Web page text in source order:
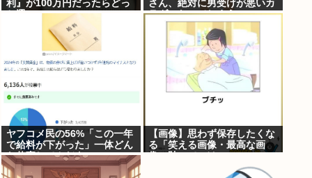
利』が100万円だったらどっ
ち選ぶwww
さん、絶対に男受けが悪いカ
ラダになってしまうｗｗｗ
ヤフコメ民の56%「この一年
で給料が下がった」一体どん
な仕事してんだよこいつ
ら！？
【画像】思わず保存したくな
る「笑える画像・最高な画